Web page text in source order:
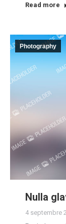
Read more
Photography
Nulla
4 septembre